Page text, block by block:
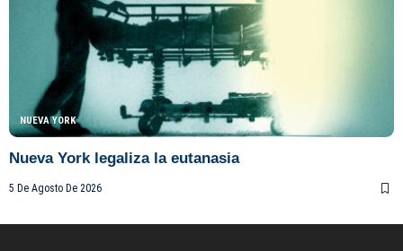
NUEVA YORK
Nueva York legaliza la eutanasia
5 De Agosto De 2026